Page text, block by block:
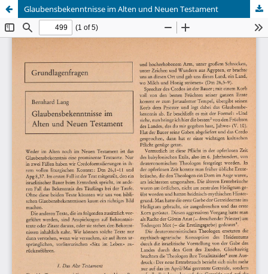
Glaubensbekenntnisse im Alten und Neuen Testament